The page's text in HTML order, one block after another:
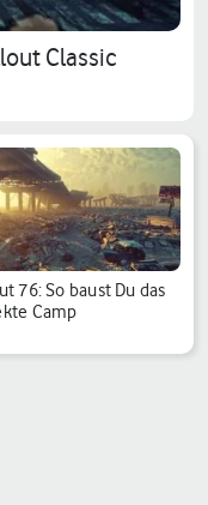
Classic
76: So baust Du das
Camp